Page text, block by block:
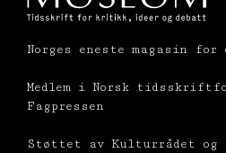
Norges eneste magasin for
Medlem i Norsk
Fagpressen
Støttet av Kulturrådet og